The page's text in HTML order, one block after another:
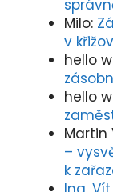
Milo:
v
hello
hello
Martin
–
k